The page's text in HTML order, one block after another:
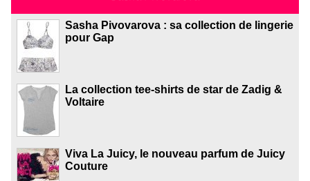
Sasha Pivovarova : sa collection de lingerie
pour Gap
La collection tee-shirts de star de Zadig &
Voltaire
Viva La Juicy, le nouveau parfum de Juicy
Couture